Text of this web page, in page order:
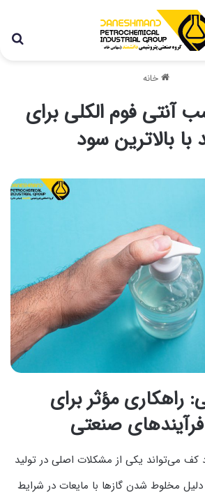
خانه
آنتی فوم الکلی برای
با بالاترین سود
راهکاری مؤثر برای
صنعتی
کف می‌تواند یکی از مشکلات اصلی در تولید
مخلوط شدن گازها با مایعات در شرایط
اخیر در کشور، مجموعه پتروشیمی دانشمند
تمام توان در حال فعالیت می باشد.